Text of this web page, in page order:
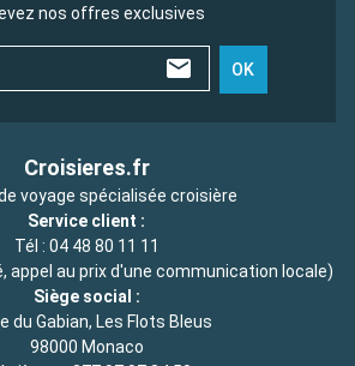
nos offres exclusives
OK
Croisieres.fr
voyage spécialisée croisière
Service client :
Tél : 04 48 80 11 11
appel au prix d'une communication locale)
Siège social :
du Gabian, Les Flots Bleus
98000 Monaco